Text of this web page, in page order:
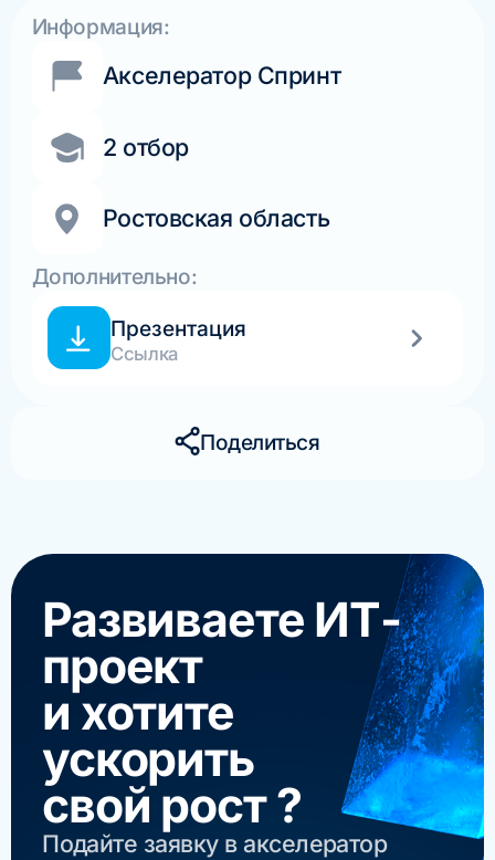
Информация:
Акселератор Спринт
2 отбор
Ростовская область
Дополнительно:
Презентация
Ссылка
Поделиться
Развиваете ИТ-
проект
и хотите
ускорить
свой рост ?
Подайте заявку в акселератор